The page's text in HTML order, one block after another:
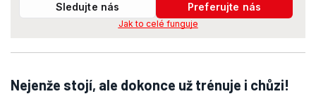
Sledujte nás
Preferujte nás
Jak to celé funguje
Nejenže stojí, ale dokonce už trénuje i chůzi!